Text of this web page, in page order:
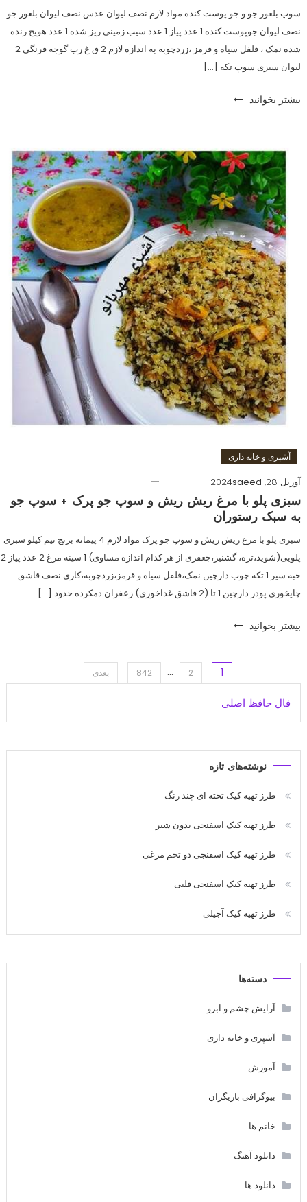
سوپ بلغور جو و جو پوست کنده مواد لازم نصف لیوان عدس نصف لیوان بلغور جو
نصف لیوان جو‌پوست کنده 1 عدد پیاز 1 عدد سیب زمینی ریز شده 1 عدد هویج رنده
شده نمک ، فلفل سیاه و قرمز ،زردچوبه به اندازه لازم 2 ق غ رب گوجه فرنگی 2
لیوان سبزی سوپ تکه […]
بیشتر بخوانید
آشپزی و خانه داری
آوریل 28, 2024
saeed
سبزی پلو با مرغ ریش ریش و سوپ جو پرک + سوپ جو
به سبک رستوران
سبزی پلو با مرغ ریش ریش و سوپ جو پرک مواد لازم 4 پیمانه برنج نیم کیلو سبزی
پلویی(شوید،تره، گشنیز،جعفری از هر کدام اندازه مساوی) 1 سینه مرغ 2 عدد پیاز 2
حبه سیر 1 تکه چوب دارچین نمک،فلفل سیاه و قرمز،زردچوبه،کاری نصف قاشق
چایخوری پودر دارچین 1 تا (2 قاشق غذاخوری) زعفران دمکرده حدود […]
بیشتر بخوانید
1
2
…
842 بعدی
فال حافظ اصلی
نوشته‌های تازه
طرز تهیه کیک تخته ای چند رنگ
طرز تهیه کیک اسفنجی بدون شیر
طرز تهیه کیک اسفنجی دو تخم مرغی
طرز تهیه کیک اسفنجی قلبی
طرز تهیه کیک آجیلی
دسته‌ها
آرایش چشم و ابرو
آشپزی و خانه داری
آموزش
بیوگرافی بازیگران
خانم ها
دانلود آهنگ
دانلود ها